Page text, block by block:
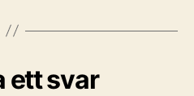
ett svar